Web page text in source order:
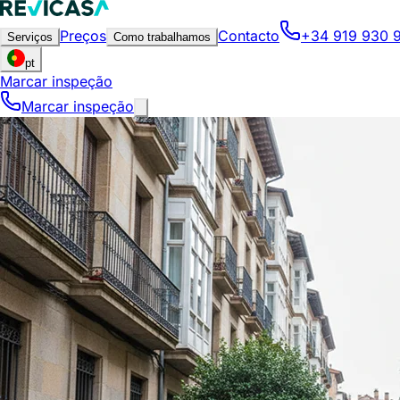
Serviços Preços Como trabalhamos Contacto +34 919 930
pt
Marcar inspeção
Marcar inspeção